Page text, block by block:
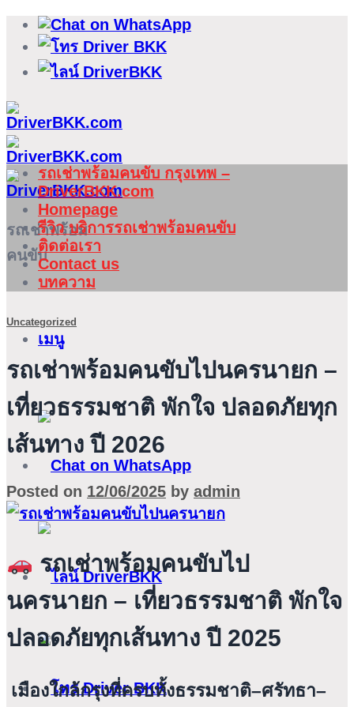
ข้าม
เนื้อหา
รถเช่าพร้อม
คนขับ
เมนู
รถเช่าพร้อมคนขับ กรุงเทพ –
DriverBKK.com
Homepage
รีวิว บริการรถเช่าพร้อมคนขับ
ติดต่อเรา
Contact us
บทความ
Uncategorized
รถเช่าพร้อมคนขับไปนครนายก –
เที่ยวธรรมชาติ พักใจ ปลอดภัยทุก
เส้นทาง ปี 2026
Posted on 12/06/2025 by admin
รถเช่าพร้อมคนขับไป
นครนายก – เที่ยวธรรมชาติ พักใจ
ปลอดภัยทุกเส้นทาง ปี 2025
เมืองใกล้กรุงที่ครบทั้งธรรมชาติ–ศรัทธา–